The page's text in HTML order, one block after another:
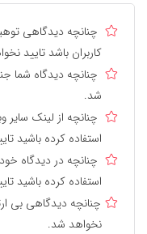
چنانچه دیدگاهی
کاربران باشد تایید
چنانچه دیدگاه شما
شد.
چنانچه از لینک
استفاده کرده باشید
چنانچه در دیدگاه
استفاده کرده باشید
چنانچه دیدگاهی بی
نخواهد شد.